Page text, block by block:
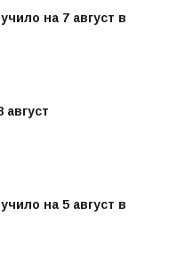
на 7 август в
август
на 5 август в